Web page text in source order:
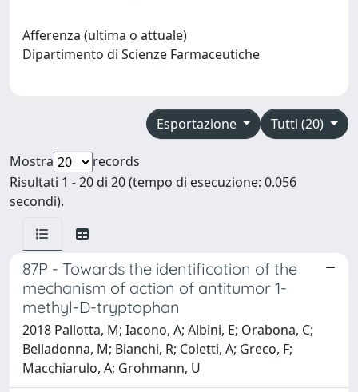
Afferenza (ultima o attuale)
Dipartimento di Scienze Farmaceutiche
Tutti (20)
Esportazione
Mostra
records
Risultati 1 - 20 di 20 (tempo di esecuzione: 0.056
secondi).
87P - Towards the identification of the
mechanism of action of antitumor 1-
methyl-D-tryptophan
2018 Pallotta, M; Iacono, A; Albini, E; Orabona, C;
Belladonna, M; Bianchi, R; Coletti, A; Greco, F;
Macchiarulo, A; Grohmann, U